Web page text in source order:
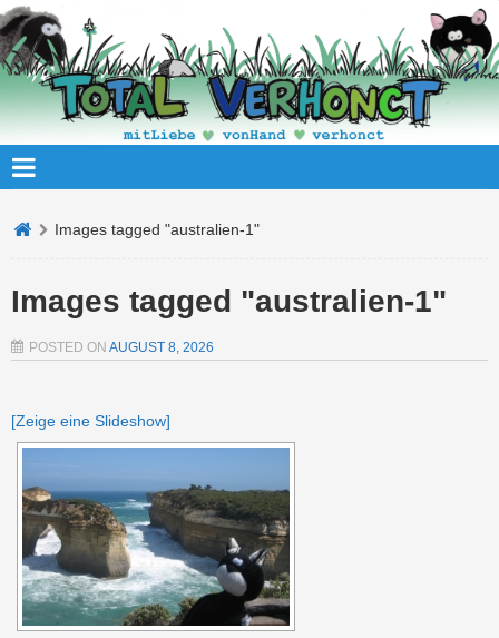
Images tagged "australien-1"
Images tagged "australien-1"
POSTED ON AUGUST 8, 2026
[Zeige eine Slideshow]